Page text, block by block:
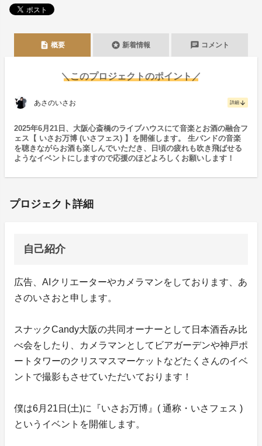
description 概要 stars 新着情報 chat コメント
＼このプロジェクトのポイント／
あさのいさお 詳細 arrow_downward
2025年6月21日、大阪心斎橋のライブハウスにて音楽とお酒の融合フ
ェス【 いさお万博 (いさフェス) 】を開催します。 生バンドの音楽
を聴きながらお酒も楽しんでいただき、日頃の疲れも吹き飛ばせる
ようなイベントにしますので応援のほどよろしくお願いします！
プロジェクト詳細
自己紹介
広告、AIクリエーターやカメラマンをしております、あ
さのいさおと申します。
スナックCandy大阪の共同オーナーとして日本酒呑み比
べ会をしたり、カメラマンとしてビアガーデンや神戸ポ
ートタワーのクリスマスマーケットなどたくさんのイベ
ントで撮影もさせていただいております！
僕は6月21日(土)に『いさお万博』( 通称・いさフェス )
というイベントを開催します。